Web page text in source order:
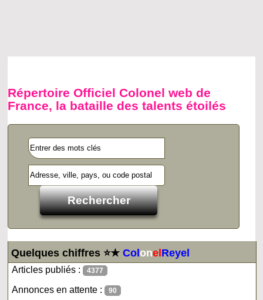
Répertoire Officiel Colonel web de
France, la bataille des talents étoilés
Quelques chiffres ⭐★ColonelReyel
Articles publiés : 4377
Annonces en attente : 90